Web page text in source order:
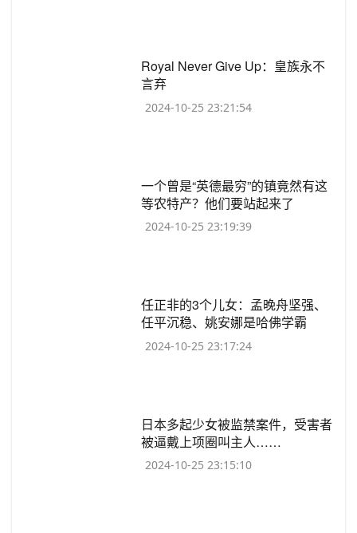
​Royal Never Give Up：皇族永不
言弃
2024-10-25 23:21:54
​一个曾是“英德最穷”的镇竟然有这
等农特产？他们要站起来了
2024-10-25 23:19:39
​任正非的3个儿女：孟晚舟坚强、
任平沉稳、姚安娜是哈佛学霸
2024-10-25 23:17:24
​日本多起少女被监禁案件，受害者
被逼戴上项圈叫主人……
2024-10-25 23:15:10